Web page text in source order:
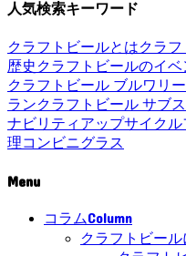
人気検索キーワード
クラフトビールとはクラ
歴史 クラフトビールのイベ
クラフトビール ブルワリー
ランクラフトビール サブ
ナビリティ アップサイクル
理コンビニグラス
Menu
コラムColumn
クラフトビール